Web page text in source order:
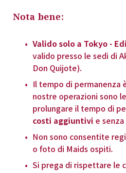
Nota bene:
Valido solo a Tokyo -
valido presso le sedi di
Don Quijote).
Il tempo di permanenza
nostre operazioni sono
prolungare il tempo di
costi aggiuntivi e senza
Non sono consentite
o foto di Maids ospiti.
Si prega di rispettare le